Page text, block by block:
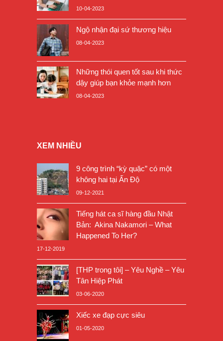
10-04-2023
Ngộ nhận đại sứ thương hiệu
08-04-2023
Những thói quen tốt sau khi thức
dậy giúp bạn khỏe mạnh hơn
08-04-2023
XEM NHIỀU
9 công trình “kỳ quặc” có một
không hai tại Ấn Độ
09-12-2021
Tiếng hát ca sĩ hàng đầu Nhật
Bản: Akina Nakamori – What
Happened To Her?
17-12-2019
[THP trong tôi] – Yêu Nghề – Yêu
Tân Hiệp Phát
03-06-2020
Xiếc xe đạp cực siêu
01-05-2020